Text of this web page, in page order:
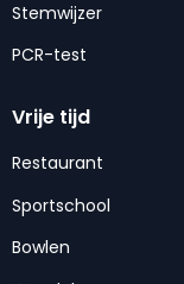
Stemwijzer
PCR-test
Vrije tijd
Restaurant
Sportschool
Bowlen